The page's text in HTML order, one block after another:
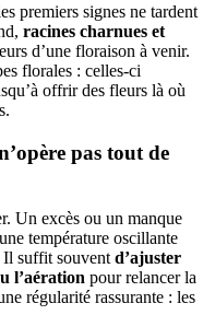
premiers signes ne tardent
racines charnues et
d’une floraison à venir.
florales : celles-ci
offrir des fleurs là où
pas tout de
Un excès ou un manque
température oscillante
Il suffit souvent d’ajuster
l’aération pour relancer la
régularité rassurante : les